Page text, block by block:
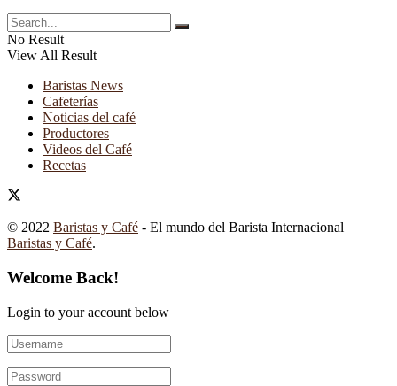
No Result
View All Result
Baristas News
Cafeterías
Noticias del café
Productores
Videos del Café
Recetas
© 2022 Baristas y Café - El mundo del Barista Internacional
Baristas y Café.
Welcome Back!
Login to your account below